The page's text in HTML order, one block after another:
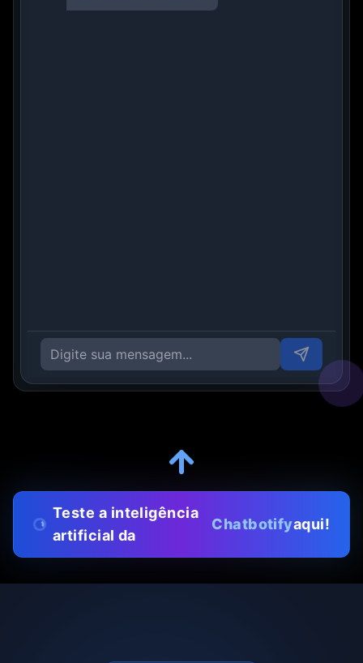
Teste a inteligência
artificial da
Chatbotifyaqui!